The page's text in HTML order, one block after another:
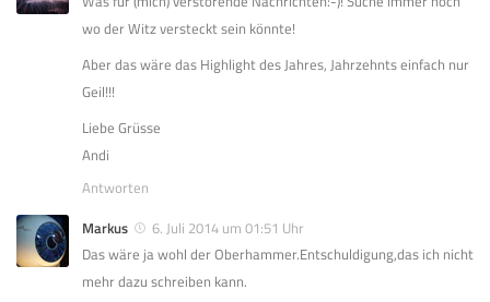
wo der Witz versteckt sein könnte!
Aber das wäre das Highlight des Jahres, Jahrzehnts einfach nur
Geil!!!
Liebe Grüsse
Andi
Antworten
Markus
6. Juli 2014 um 01:51 Uhr
Das wäre ja wohl der Oberhammer.Entschuldigung,das ich nicht
mehr dazu schreiben kann.